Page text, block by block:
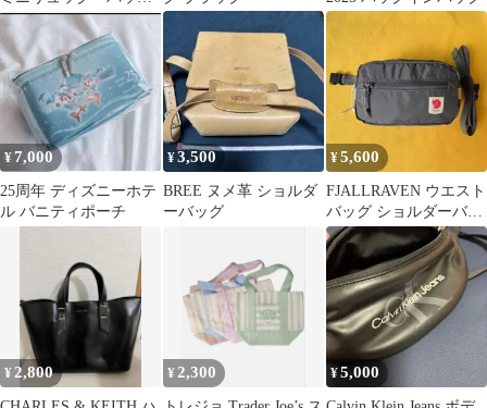
グ 黒
¥ 7,000
25周年 ディズニーホテ
ル バニティポーチ
¥3,500
BREE ヌメ革 ショルダ
ーバッグ
¥5,600
FJALLRAVEN ウエスト
バッグ ショルダーバッ
グ**
¥ 2,800 ¥ 2,300 ¥5,000